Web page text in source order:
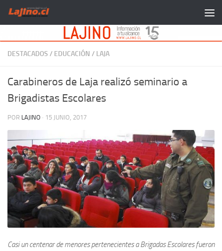
Saltar al contenido
DESTACADOS / EDUCACIÓN / LAJA
Carabineros de Laja realizó seminario a
Brigadistas Escolares
POR LAJINO · 15 JUNIO, 2017
Casi un centenar de menores pertenecientes a Brigadas Escolares fueron